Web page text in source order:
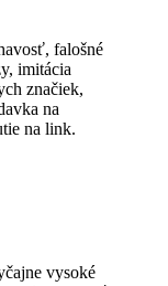
falošné
imitácia
značiek,
na
na link.
vysoké